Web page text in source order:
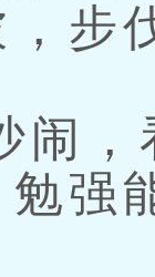
步
，
强